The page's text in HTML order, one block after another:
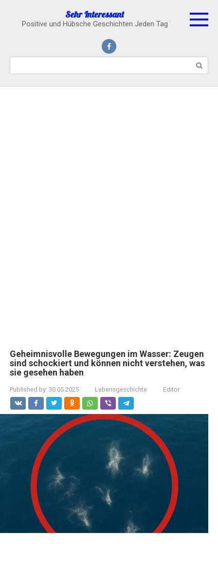
content
Sehr Interessant
Positive und Hübsche Geschichten Jeden Tag
Geheimnisvolle Bewegungen im Wasser: Zeugen
sind schockiert und können nicht verstehen, was
sie gesehen haben
Published by: 30.05.2025 Lebensgeschichte Editor